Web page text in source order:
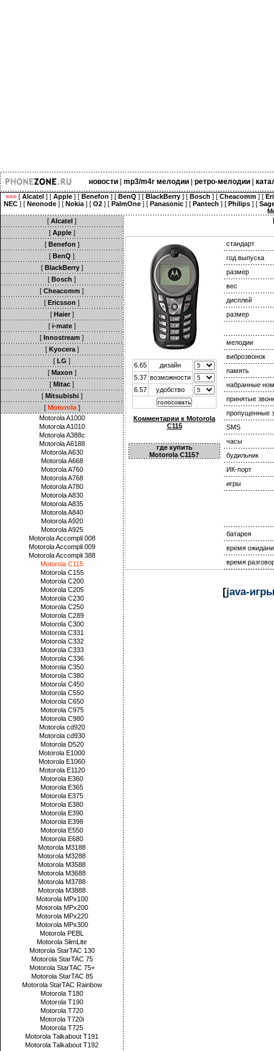
новости| mp3/m4r мелодии| ретро-мелодии|
»»» [ Alcatel ] [ Apple ] [ Benefon ] [ BenQ ] [ BlackBerry ] [ Bosch ] [ Cheacomm ] [
NEC ] [ Neonode ] [ Nokia ] [ O2 ] [ PalmOne ] [ Panasonic ] [ Pantech ] [ Philips ] [
[ Alcatel ]
[ Apple]
[ Benefon ]
[ BenQ ]
[ BlackBerry]
[ Bosch ]
[ Cheacomm ]
[ Ericsson ]
[ Haier]
[ i-mate]
[ Innostream ]
[ Kyocera]
[ LG ]
[ Maxon ]
[ Mitac ]
[ Mitsubishi]
[ Motorola]
Motorola A1000
Motorola A1010
Motorola A388c
Motorola A6188
Motorola A630
Motorola A668
Motorola A760
Motorola A768
Motorola A780
Motorola A830
Motorola A835
Motorola A840
Motorola A920
Motorola A925
Motorola Accompli 008
Motorola Accompli 009
Motorola Accompli 388
Motorola C115
Motorola C155
Motorola C200
Motorola C205
Motorola C230
Motorola C250
Motorola C289
Motorola C300
Motorola C331
Motorola C332
Motorola C333
Motorola C336
Motorola C350
Motorola C380
Motorola C450
Motorola C550
Motorola C650
Motorola C975
Motorola C980
Motorola cd920
Motorola cd930
Motorola D520
Motorola E1000
Motorola E1060
Motorola E1120
Motorola E360
Motorola E365
Motorola E375
Motorola E380
Motorola E390
Motorola E398
Motorola E550
Motorola E680
Motorola M3188
Motorola M3288
Motorola M3588
Motorola M3688
Motorola M3788
Motorola M3888
Motorola MPx100
Motorola MPx200
Motorola MPx220
Motorola MPx300
Motorola PEBL
Motorola SlimLite
Motorola StarTAC 130
Motorola StarTAC 75
Motorola StarTAC 75+
Motorola StarTAC 85
Motorola StarTAC Rainbow
Motorola T180
Motorola T190
Motorola T720
Motorola T720i
Motorola T725
Motorola Talkabout T191
Motorola Talkabout T192
6.65
дизайн
5.37 возможности
6.57
удобство
Комментарии к Motorola
C115
где купить
Motorola C115?
стандарт
год выпуска
размер
вес
дисплей
размер
мелодии
виброзвонок
память
набранные
принятые
пропущенные
SMS
часы
будильник
ИК-порт
игры
батарея
время
время
[java-